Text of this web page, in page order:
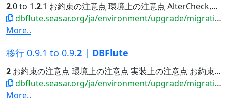
2.0 to 1.2.1 お約束の注意点 環境上の注意点 AlterCheck,...
dbflute.seasar.org/ja/environment/upgrade/migration/migrate120to121.html
More..
移行 0.9.1 to 0.9.2 | DBFlute
2 お約束の注意点 環境上の注意点 実装上の注意点 お約束の注意点...
dbflute.seasar.org/ja/environment/upgrade/migration/migrate0910to0920.html
More..